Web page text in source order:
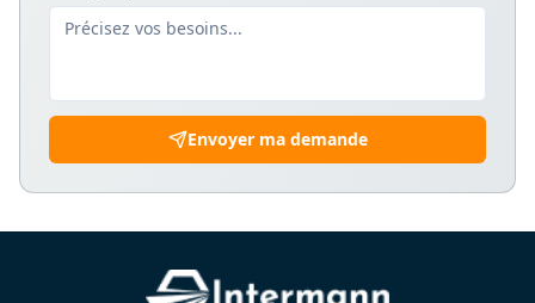
Envoyer ma demande